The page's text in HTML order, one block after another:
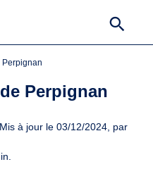
Perpignan
Perpignan
à jour le 03/12/2024, par